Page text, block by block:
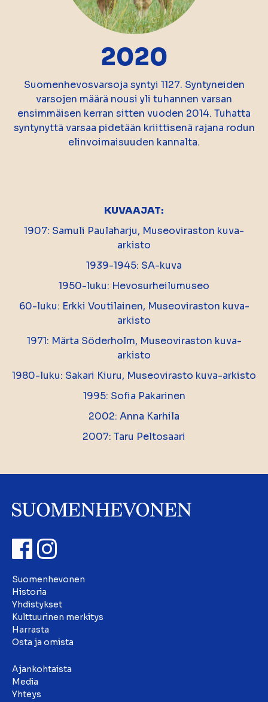
2020
Suomenhevosvarsoja syntyi 1127. Syntyneiden
varsojen määrä nousi yli tuhannen varsan
ensimmäisen kerran sitten vuoden 2014. Tuhatta
syntynyttä varsaa pidetään kriittisenä rajana rodun
elinvoimaisuuden kannalta.
KUVAAJAT:
1907: Samuli Paulaharju, Museoviraston kuva-
arkisto
1939-1945: SA-kuva
1950-luku: Hevosurheilumuseo
60-luku: Erkki Voutilainen, Museoviraston kuva-
arkisto
1971: Märta Söderholm, Museoviraston kuva-
arkisto
1980-luku: Sakari Kiuru, Museovirasto kuva-arkisto
1995: Sofia Pakarinen
2002: Anna Karhila
2007: Taru Peltosaari
Suomenhevonen
Historia
Yhdistykset
Kulttuurinen merkitys
Harrasta
Osta ja omista
Ajankohtaista
Media
Yhteys